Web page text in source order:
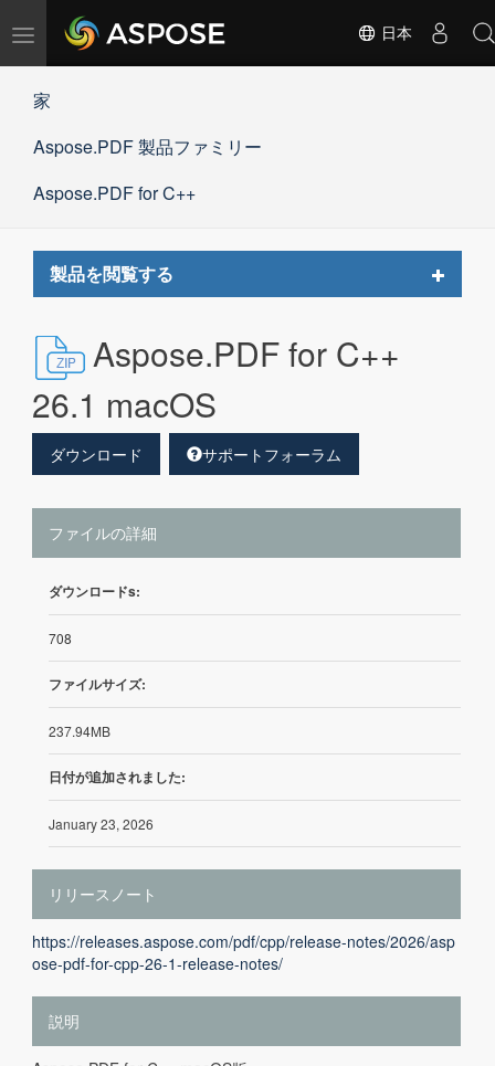
ナ
ー
ョ
の
日本
家
Aspose.PDF 製品ファミリー
Aspose.PDF for C++
製品を閲覧する
Toggle
Aspose.PDF for C++
26.1 macOS
ダウンロード サポートフォーラム
ファイルの詳細
ダウンロードs:
708
ファイルサイズ:
237.94MB
日付が追加されました:
January 23, 2026
リリースノート
https://releases.aspose.com/pdf/cpp/release-notes/2026/asp
ose-pdf-for-cpp-26-1-release-notes/
説明